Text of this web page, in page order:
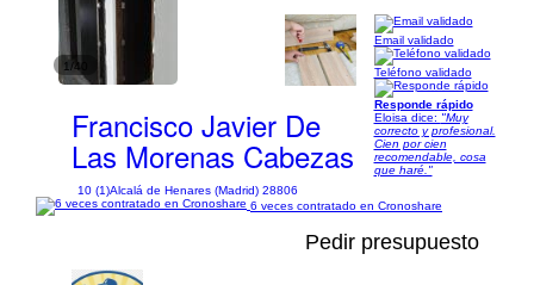
1/40
Francisco Javier De
Las Morenas Cabezas
10 (1)Alcalá de Henares (Madrid) 28806
Email validado
Teléfono validado
Responde rápido
Eloisa dice: "Muy
correcto y profesional.
Cien por cien
recomendable, cosa
que haré."
6 veces contratado en Cronoshare
Pedir presupuesto